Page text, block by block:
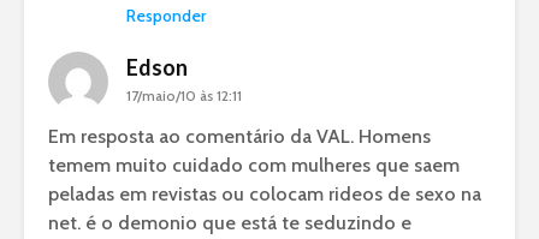
Responder
Edson
17/maio/10 às 12:11
Em resposta ao comentário da VAL. Homens
temem muito cuidado com mulheres que saem
peladas em revistas ou colocam rideos de sexo na
net. é o demonio que está te seduzindo e